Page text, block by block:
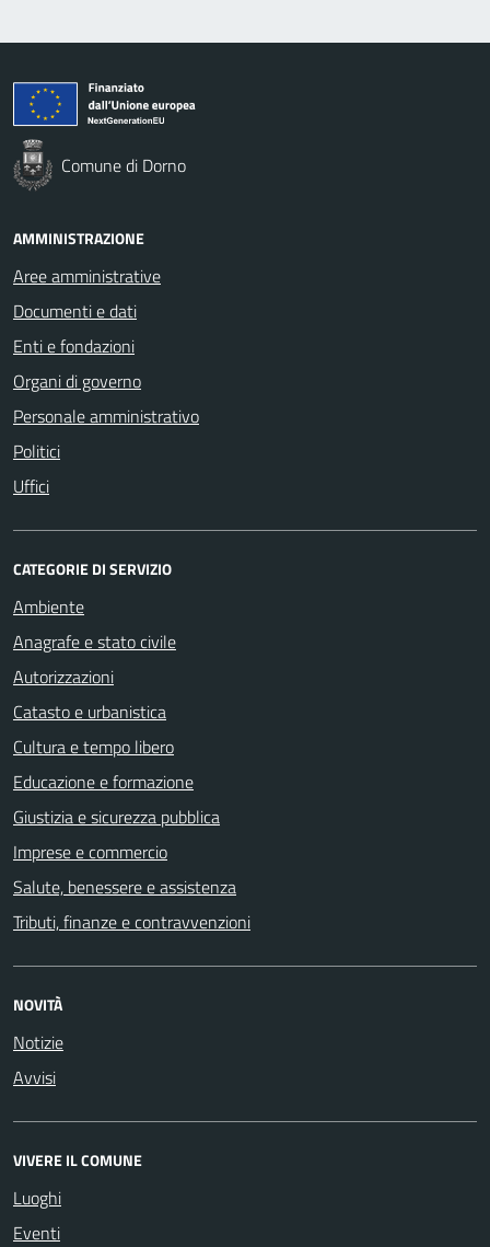
Comune di Dorno
AMMINISTRAZIONE
Aree amministrative
Documenti e dati
Enti e fondazioni
Organi di governo
Personale amministrativo
Politici
Uffici
CATEGORIE DI SERVIZIO
Ambiente
Anagrafe e stato civile
Autorizzazioni
Catasto e urbanistica
Cultura e tempo libero
Educazione e formazione
Giustizia e sicurezza pubblica
Imprese e commercio
Salute, benessere e assistenza
Tributi, finanze e contravvenzioni
NOVITÀ
Notizie
Avvisi
VIVERE IL COMUNE
Luoghi
Eventi